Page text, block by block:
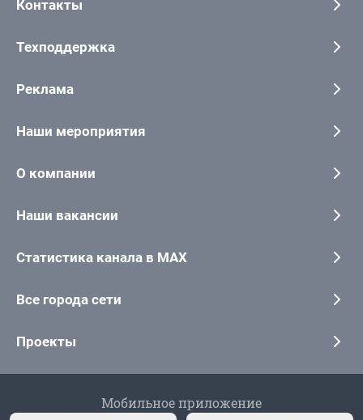
Контакты
Техподдержка
Реклама
Наши мероприятия
О компании
Наши вакансии
Статистика канала в MAX
Все города сети
Проекты
Мобильное приложение